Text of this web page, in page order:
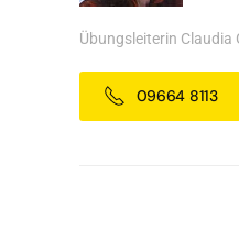
Übungsleiterin Claudia
09664 8113